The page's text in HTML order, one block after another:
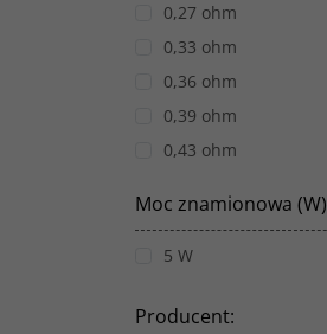
0,27 ohm
0,33 ohm
0,36 ohm
0,39 ohm
0,43 ohm
0,51 ohm
0,56 ohm
0,68 ohm
Moc znamionowa (W)
5 W
Producent: